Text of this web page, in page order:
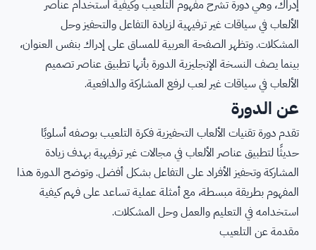
إدراك، وهي دورة تشرح مفهوم التلعيب وكيفية استخدام عناصر
الألعاب في سياقات غير ترفيهية لزيادة التفاعل والتحفيز وحل
المشكلات. وتظهر الصفحة العربية للمساق على إدراك بنفس العنوان،
بينما يصف النسخة الإنجليزية الدورة بأنها تطبيق عناصر تصميم
الألعاب في سياقات غير لعب لرفع المشاركة والدافعية.
عن الدورة
تقدم دورة تقنيات الألعاب التحفيزية فكرة التلعيب بوصفه أسلوبًا
حديثًا لتطبيق عناصر الألعاب في مجالات غير ترفيهية بهدف زيادة
المشاركة وتحفيز الأفراد على التفاعل بشكل أفضل. وتوضح الدورة هذا
المفهوم بطريقة مبسطة، مع أمثلة عملية تساعد على فهم كيفية
استخدامه في التعليم والعمل وحل المشكلات.
مقدمة عن التلعيب